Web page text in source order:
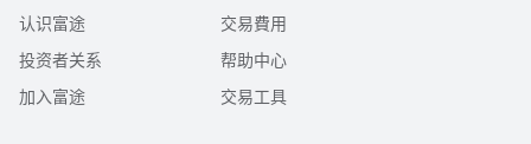
认识富途
投资者关系
加入富途
交易費用
帮助中心
交易工具